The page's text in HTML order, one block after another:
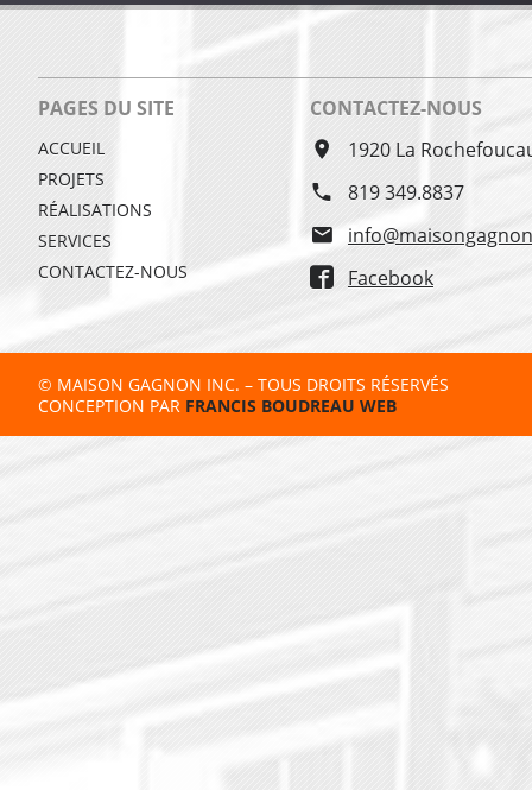
PAGES DU SITE
ACCUEIL
PROJETS
RÉALISATIONS
SERVICES
CONTACTEZ-NOUS
CONTACTEZ-NOUS
1920 La
819 349.8837
Facebook
© MAISON GAGNON INC. – TOUS DROITS RÉSERVÉS
CONCEPTION PAR FRANCIS BOUDREAU WEB